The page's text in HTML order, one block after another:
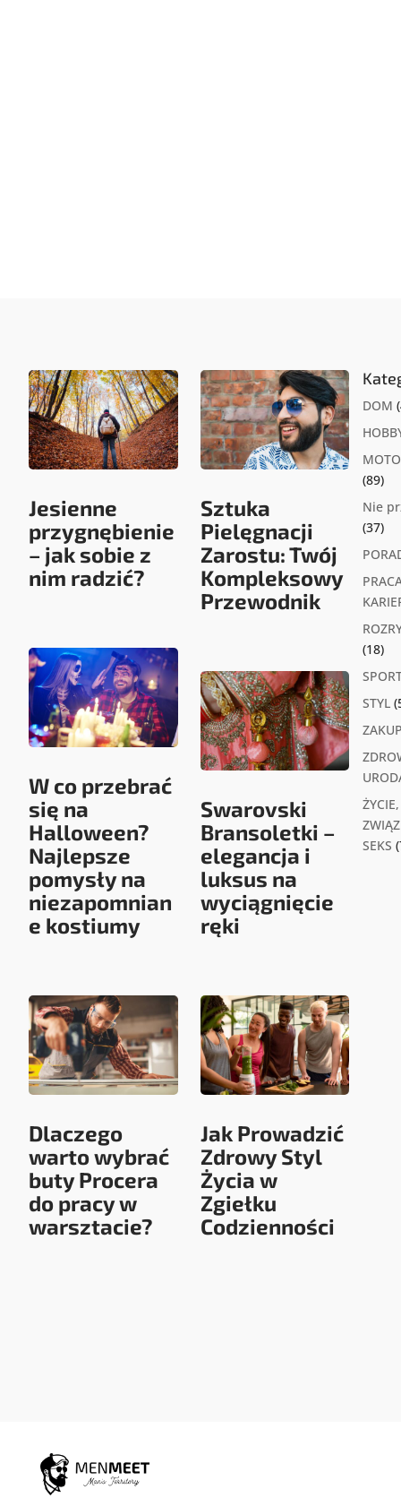
Jesienne
przygnębienie
– jak sobie z
nim radzić?
W co przebrać
się na
Halloween?
Najlepsze
pomysły na
niezapomnian
e kostiumy
Dlaczego
warto wybrać
buty Procera
do pracy w
warsztacie?
Sztuka
Pielęgnacji
Zarostu: Twój
Kompleksowy
Przewodnik
Swarovski
Bransoletki –
elegancja i
luksus na
wyciągnięcie
ręki
Jak Prowadzić
Zdrowy Styl
Życia w
Zgiełku
Codzienności
DOM
(89)
Nie
(37)
(18)
STYL
ŻYCIE,
SEKS